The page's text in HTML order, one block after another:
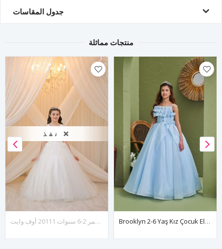
جدول المقاسات
منتجات مماثلة
نفذ ❌
فستان كاليه للفتيات بعمر 2-6 سنوات 20111 أوف وايت Brooklyn 2-6 Yaş Kız Çocuk Elbise 20169 Bebe Mavi